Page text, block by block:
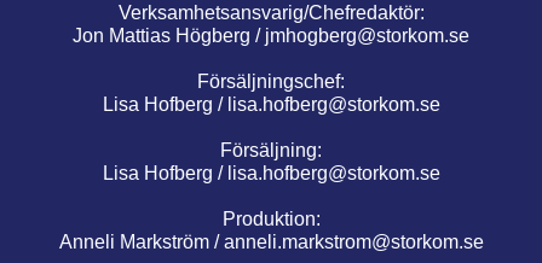
Verksamhetsansvarig/Chefredaktör:
Jon Mattias Högberg / jmhogberg@storkom.se
Försäljningschef:
Lisa Hofberg / lisa.hofberg@storkom.se
Försäljning:
Lisa Hofberg / lisa.hofberg@storkom.se
Produktion:
Anneli Markström /anneli.markstrom@storkom.se